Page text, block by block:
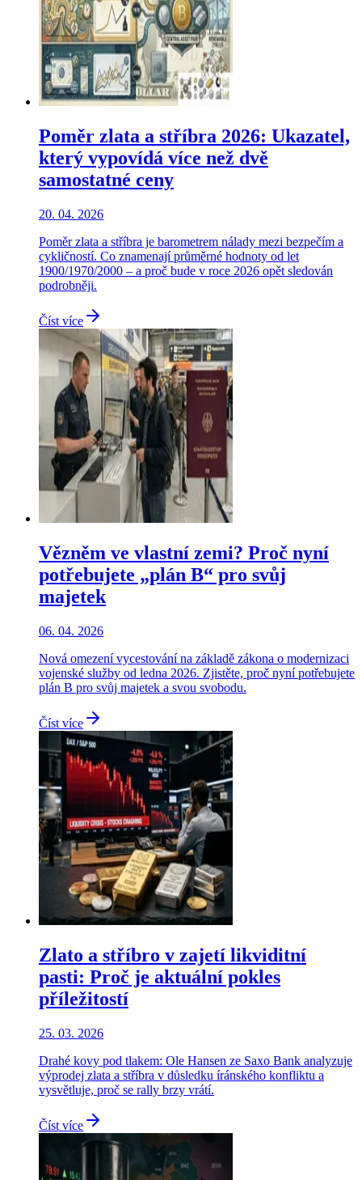
Poměr zlata a stříbra 2026: Ukazatel,
který vypovídá více než dvě
samostatné ceny
20. 04. 2026
Poměr zlata a stříbra je barometrem nálady mezi bezpečím a
cykličností. Co znamenají průměrné hodnoty od let
1900/1970/2000 – a proč bude v roce 2026 opět sledován
podrobněji.
Číst více
Vězněm ve vlastní zemi? Proč nyní
potřebujete „plán B“ pro svůj
majetek
06. 04. 2026
Nová omezení vycestování na základě zákona o modernizaci
vojenské služby od ledna 2026. Zjistěte, proč nyní potřebujete
plán B pro svůj majetek a svou svobodu.
Číst více
Zlato a stříbro v zajetí likviditní
pasti: Proč je aktuální pokles
příležitostí
25. 03. 2026
Drahé kovy pod tlakem: Ole Hansen ze Saxo Bank analyzuje
výprodej zlata a stříbra v důsledku íránského konfliktu a
vysvětluje, proč se rally brzy vrátí.
Číst více